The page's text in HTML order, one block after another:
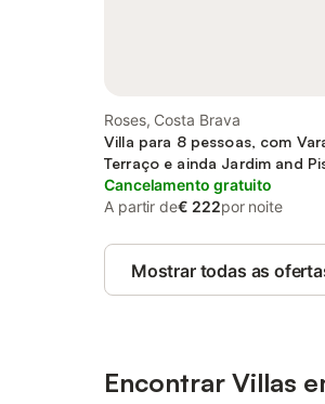
Roses, Costa Brava
Villa para 8 pessoas, com
Terraço e ainda Jardim and
Cancelamento gratuito
A partir de€ 222por noite
Mostrar todas as
Encontrar Villas